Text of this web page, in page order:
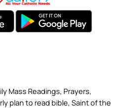
Mass Readings, Prayers,
plan to read bible, Saint of the